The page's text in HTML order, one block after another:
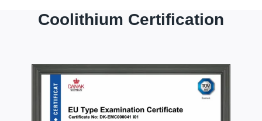
Coolithium Certification